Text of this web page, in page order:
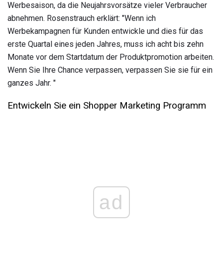
Werbesaison, da die Neujahrsvorsätze vieler Verbraucher
abnehmen. Rosenstrauch erklärt: "Wenn ich
Werbekampagnen für Kunden entwickle und dies für das
erste Quartal eines jeden Jahres, muss ich acht bis zehn
Monate vor dem Startdatum der Produktpromotion arbeiten.
Wenn Sie Ihre Chance verpassen, verpassen Sie sie für ein
ganzes Jahr. "
Entwickeln Sie ein Shopper Marketing Programm
ad